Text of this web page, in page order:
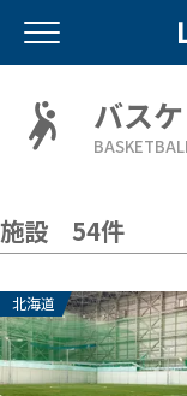
バス
施設 54件
北海道